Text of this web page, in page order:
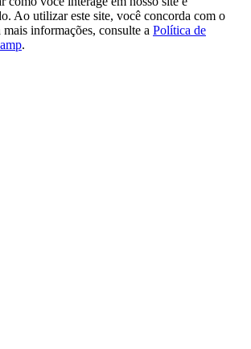
Ao utilizar este site, você concorda com o
informações, consulte a Política de
.